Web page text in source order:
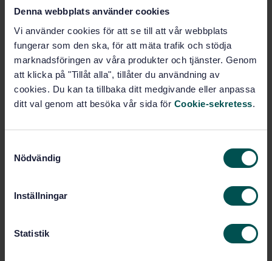
Denna webbplats använder cookies
Vi använder cookies för att se till att vår webbplats
fungerar som den ska, för att mäta trafik och stödja
marknadsföringen av våra produkter och tjänster. Genom
att klicka på "Tillåt alla", tillåter du användning av
cookies. Du kan ta tillbaka ditt medgivande eller anpassa
ditt val genom att besöka vår sida för Cookie-sekretess.
Nödvändig
Inställningar
Statistik
Show more
Product information
Language: Swedish
Written by:Svenska institutet för
Article no:
Approved:6/7/1989
Replaces: